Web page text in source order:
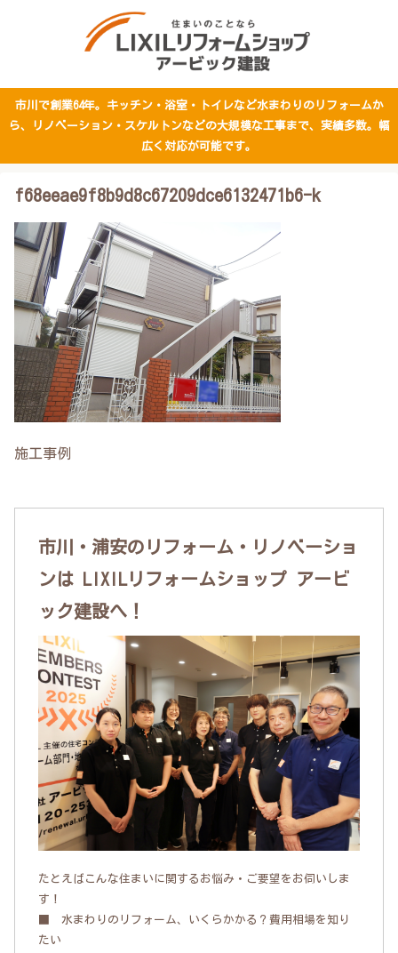
市川で創業64年。キッチン・浴室・トイレなど水まわりのリフォームか
ら、リノベーション・スケルトンなどの大規模な工事まで、実績多数。幅
広く対応が可能です。
f68eeae9f8b9d8c67209dce6132471b6-k
施工事例
市川・浦安のリフォーム・リノベーショ
ンは LIXILリフォームショップ アービ
ック建設へ！
たとえばこんな住まいに関するお悩み・ご要望をお伺いしま
す！
■ 水まわりのリフォーム、いくらかかる？費用相場を知り
たい